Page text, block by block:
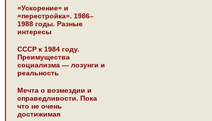
«Ускорение» и
«перестройка». 1986–
1988 годы. Разные
интересы
СССР к 1984 году.
Преимущества
социализма — лозунги и
реальность
Мечта о возмездии и
справедливости. Пока
что не очень
достижимая